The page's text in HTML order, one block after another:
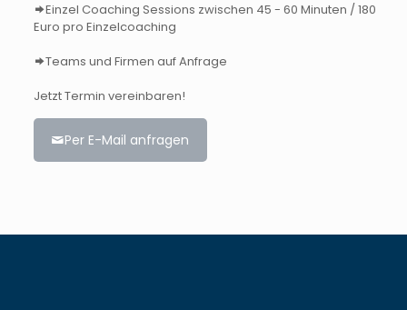
Einzel Coaching Sessions zwischen 45 - 60 Minuten / 180
Euro pro Einzelcoaching
Teams und Firmen auf Anfrage
Jetzt Termin vereinbaren!
Per E-Mail anfragen